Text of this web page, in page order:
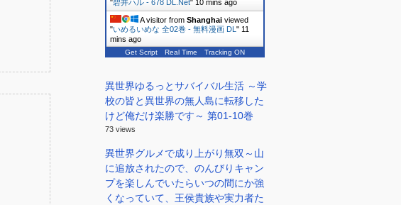
"碧井ハル - 678 DL.Net" 10 mins ago
A visitor from Shanghaiviewed
"いめるいめな 全02巻 - 無料漫画 DL " 11
mins ago
Get Script Real Time Tracking ON
異世界ゆるっとサバイバル生活 ～学
校の皆と異世界の無人島に転移した
けど俺だけ楽勝です～ 第01-10巻
73 views
異世界グルメで成り上がり無双～山
に追放されたので、のんびりキャン
プを楽しんでいたらいつの間にか強
くなっていて、王侯貴族や実力者た